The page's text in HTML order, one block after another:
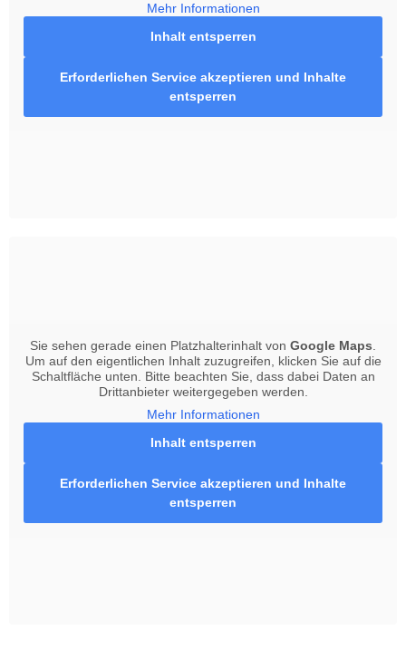
Mehr Informationen
Inhalt entsperren
Erforderlichen Service akzeptieren und Inhalte
entsperren
Sie sehen gerade einen Platzhalterinhalt von Google Maps.
Um auf den eigentlichen Inhalt zuzugreifen, klicken Sie auf die
Schaltfläche unten. Bitte beachten Sie, dass dabei Daten an
Drittanbieter weitergegeben werden.
Mehr Informationen
Inhalt entsperren
Erforderlichen Service akzeptieren und Inhalte
entsperren